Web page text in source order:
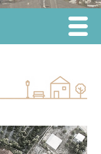
Menu